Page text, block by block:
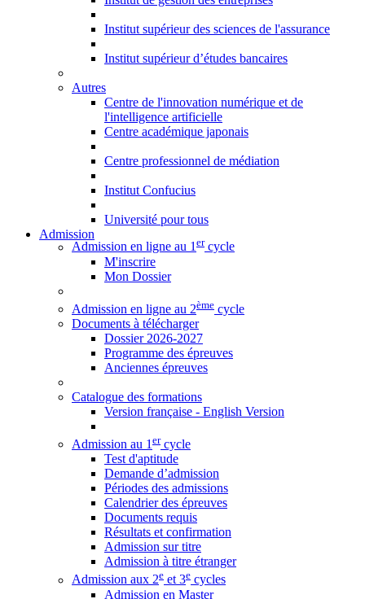
Institut supérieur des sciences de l'assurance
Institut supérieur d’études bancaires
Autres
Centre de l'innovation numérique et de
l'intelligence artificielle
Centre académique japonais
Centre professionnel de médiation
Institut Confucius
Université pour tous
Admission
Admission en ligne au 1ercycle
M'inscrire
Mon Dossier
Admission en ligne au 2ème cycle
Documents à télécharger
Dossier 2026-2027
Programme des épreuves
Anciennes épreuves
Catalogue des formations
Version française - English Version
Admission au 1 ercycle
Test d'aptitude
Demande d’admission
Périodes des admissions
Calendrier des épreuves
Documents requis
Résultats et confirmation
Admission sur titre
Admission à titre étranger
Admission aux 2e et 3e cycles
Admission en Master